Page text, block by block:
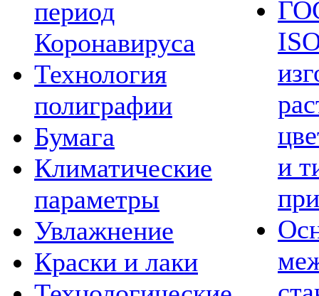
период
Коронавируса
Технология
полиграфии
Бумага
Климатические
параметры
Увлажнение
Краски и лаки
и